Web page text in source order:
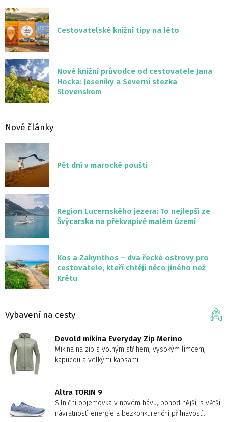
Cestovatelské knižní tipy na léto
Nové knižní průvodce od cestovatele Jana
Hocka: Jeseníky a Severní stezka
Slovenskem
Nové články
Pět dní v marocké poušti
Region Lucernského jezera: To nejlepší ze
Švýcarska na překvapivě malém území
Kos a Zakynthos – dva řecké ostrovy pro
cestovatele, kteří chtějí něco jiného než
Krétu
Vybavení na cesty
Devold mikina Everyday Zip Merino
Mikina na zip s volným střihem, vysokým límcem,
kapucou a velkými kapsami.
Altra TORIN 9
Silniční objemovka v novém hávu, pohodlnější, s větší
návratností energie a bezkonkurenční přilnavostí.